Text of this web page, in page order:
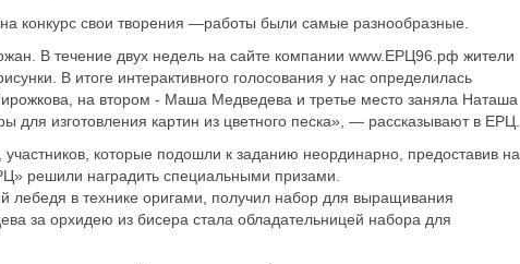
конкурс свои творения —работы были самые разнообразные.
В течение двух недель на сайте компании www.ЕРЦ96.рф жители
В итоге интерактивного голосования у нас определилась
на втором - Маша Медведева и третье место заняла Наташа
для изготовления картин из цветного песка», — рассказывают в ЕРЦ.
которые подошли к заданию неординарно, предоставив на
решили наградить специальными призами.
в технике оригами, получил набор для выращивания
за орхидею из бисера стала обладательницей набора для